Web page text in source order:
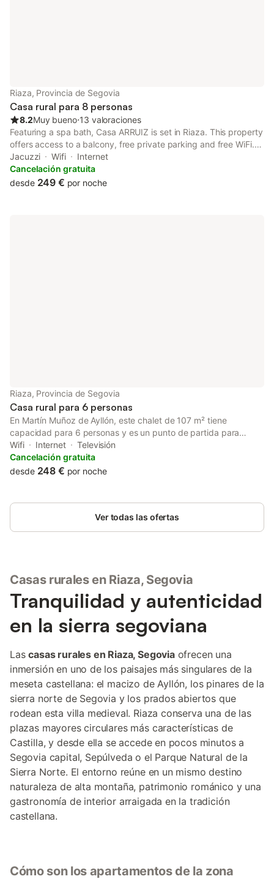
Riaza, Provincia de Segovia
Casa rural para 8 personas
8.2Muy bueno⋅13 valoraciones
Featuring a spa bath, Casa ARRUIZ is set in Riaza. This property
offers access to a balcony, free private parking and free WiFi.
The property is non-smoking and is located 15 km from Hayedo
de Tejera Negra Natural Park.
Jacuzzi Wifi
Internet
Cancelación gratuita
desde 249 € por noche
Riaza, Provincia de Segovia
Casa rural para 6 personas
En Martín Muñoz de Ayllón, este chalet de 107 m² tiene
capacidad para 6 personas y es un punto de partida para
explorar la región. La propiedad cuenta con 3 dormitorios,
equipados con camas de matrimonio, camas individuales y un
sofá cama, además de un baño y una zona de estar con
lavadora, la plancha y el secador de pelo facilitan su estancia.
Disfrutará de televisión de pantalla plana y conexión Wi-Fi en
toda la casa para mantenerse conectado. El salón incluye una
libre. La propiedad cuenta con entrada privada y hay
aparcamiento disponible en la calle. Aunque el establecimiento
es para no fumadores, se admiten mascotas. El centro de la
ciudad se encuentra a 6 km, ofreciendo acceso a servicios
locales y puntos de interés. Tenga en cuenta que se observan
todos los residentes.
Wifi Internet
Televisión
Cancelación gratuita
desde 248 € por noche
Ver todas las ofertas
Casas rurales en Riaza, Segovia
Tranquilidad y autenticidad
en la sierra segoviana
Lascasas rurales en Riaza, Segoviaofrecen una
inmersión en uno de los paisajes más singulares de la
meseta castellana: el macizo de Ayllón, los pinares de la
sierra norte de Segovia y los prados abiertos que
rodean esta villa medieval. Riaza conserva una de las
plazas mayores circulares más características de
Castilla, y desde ella se accede en pocos minutos a
Segovia capital, Sepúlveda o el Parque Natural de la
Sierra Norte. El entorno reúne en un mismo destino
naturaleza de alta montaña, patrimonio románico y una
gastronomía de interior arraigada en la tradición
castellana.
Cómo son los apartamentos de la zona